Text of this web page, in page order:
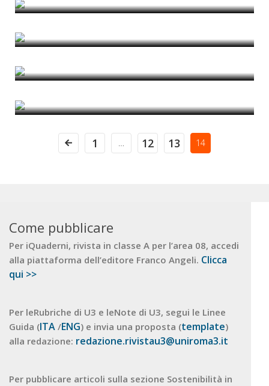
Case study e ricerca comparativa
La città giusta di Ugo Ischia
Città e stato
1 12 13 14
Come pubblicare
Per iQuaderni, rivista in classe A per l’area 08, accedi
alla piattaforma dell’editore Franco Angeli. Clicca
qui >>
Per leRubriche di U3 e leNote di U3, segui le Linee
Guida (ITA /ENG) e invia una proposta (template)
alla redazione: redazione.rivistau3@uniroma3.it
Per pubblicare articoli sulla sezione Sostenibilità in